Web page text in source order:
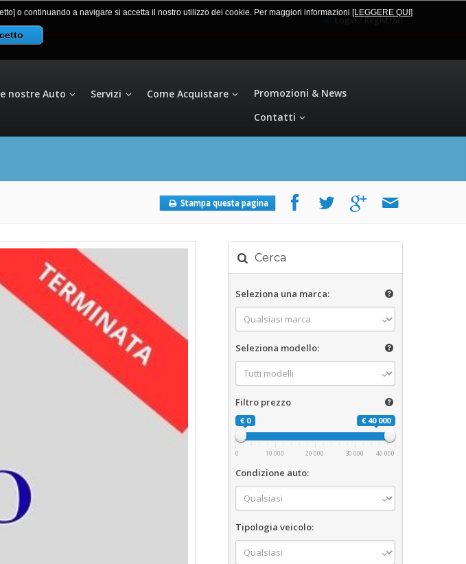
o continuando a navigare si accetta il nostro utilizzo dei cookie. Per maggiori informazioni [LEGGERE QUI ]
Login / Registrati
nostre Auto Servizi Come Acquistare
Promozioni & News
Contatti
Stampa questa pagina
Cerca
Seleziona una marca:
Seleziona modello:
Filtro prezzo
€ 0 € 40 000
0 10 000 20 000 30 000 40 000
Condizione auto:
Tipologia veicolo: